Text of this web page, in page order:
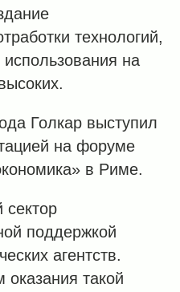
технологий,
на
Голкар выступил
на форуме
в Риме.
сектор
поддержкой
агентств.
такой